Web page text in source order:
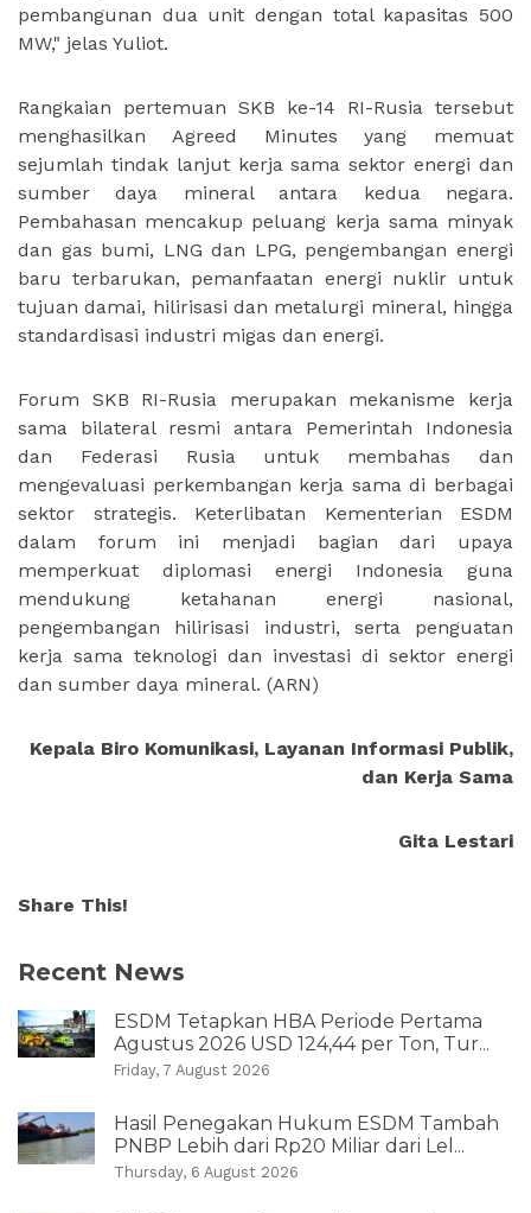
pembangunan dua unit dengan total kapasitas 500
MW," jelas Yuliot.
Rangkaian pertemuan SKB ke-14 RI-Rusia tersebut
menghasilkan Agreed Minutes yang memuat
sejumlah tindak lanjut kerja sama sektor energi dan
sumber daya mineral antara kedua negara.
Pembahasan mencakup peluang kerja sama minyak
dan gas bumi, LNG dan LPG, pengembangan energi
baru terbarukan, pemanfaatan energi nuklir untuk
tujuan damai, hilirisasi dan metalurgi mineral, hingga
standardisasi industri migas dan energi.
Forum SKB RI-Rusia merupakan mekanisme kerja
sama bilateral resmi antara Pemerintah Indonesia
dan Federasi Rusia untuk membahas dan
mengevaluasi perkembangan kerja sama di berbagai
sektor strategis. Keterlibatan Kementerian ESDM
dalam forum ini menjadi bagian dari upaya
memperkuat diplomasi energi Indonesia guna
mendukung ketahanan energi nasional,
pengembangan hilirisasi industri, serta penguatan
kerja sama teknologi dan investasi di sektor energi
dan sumber daya mineral. (ARN)
Kepala Biro Komunikasi, Layanan Informasi Publik,
dan Kerja Sama
Gita Lestari
Share This!
Recent News
ESDM Tetapkan HBA Periode Pertama
Agustus 2026 USD 124,44 per Ton, Tur...
Friday, 7 August 2026
Hasil Penegakan Hukum ESDM Tambah
PNBP Lebih dari Rp20 Miliar dari Lel...
Thursday, 6 August 2026